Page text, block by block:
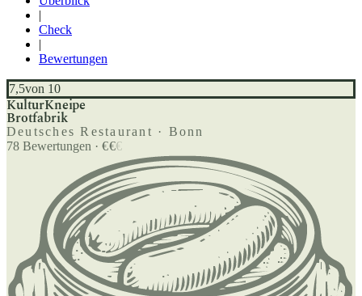
|
Check
|
Bewertungen
7,5von 10
KulturKneipe
Brotfabrik
Deutsches Restaurant · Bonn
78 Bewertungen · €€€